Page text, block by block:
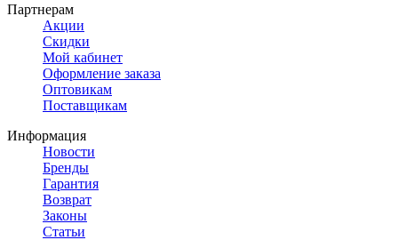
Партнерам
Акции
Скидки
Мой кабинет
Оформление заказа
Оптовикам
Поставщикам
Информация
Новости
Бренды
Гарантия
Возврат
Законы
Статьи